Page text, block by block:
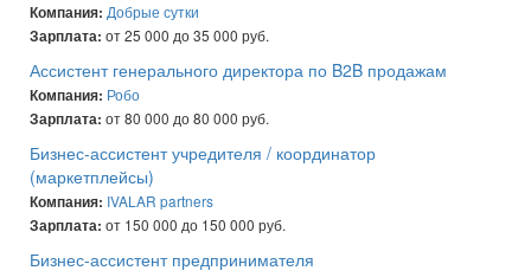
Компания: Добрые сутки
Зарплата: от 25 000 до 35 000 руб.
Ассистент генерального директора по B2B продажам
Компания: Робо
Зарплата: от 80 000 до 80 000 руб.
Бизнес-ассистент учредителя / координатор
(маркетплейсы)
Компания: IVALAR partners
Зарплата: от 150 000 до 150 000 руб.
Бизнес-ассистент предпринимателя